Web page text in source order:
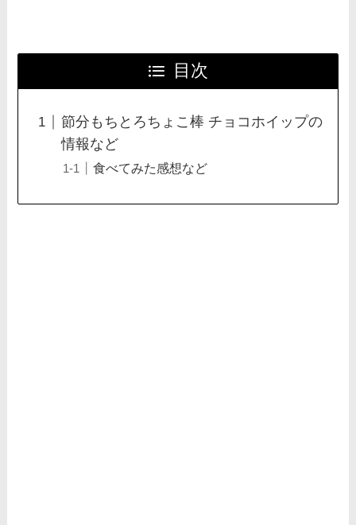
目次
節分もちとろちょこ棒 チョコホイップの
情報など
食べてみた感想など